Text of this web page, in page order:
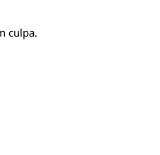
culpa.